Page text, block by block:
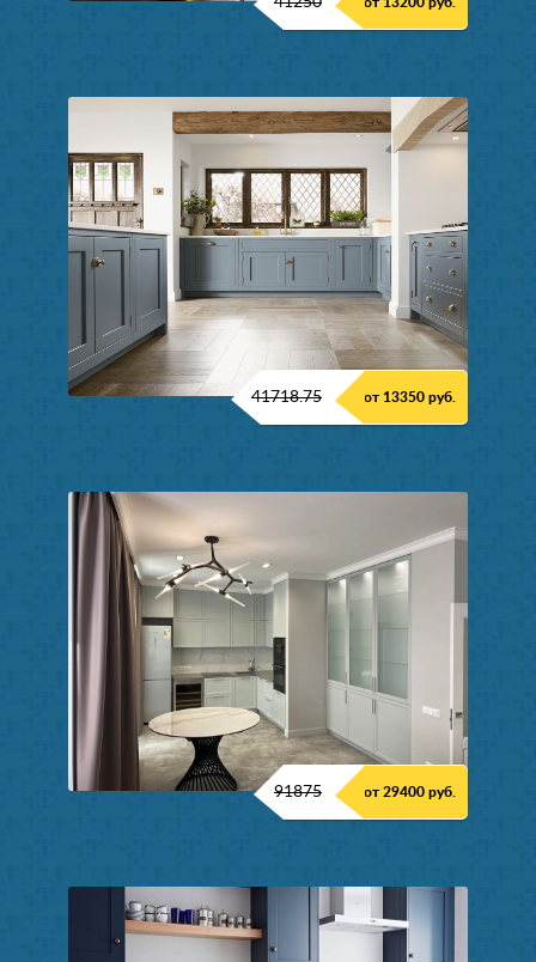
41718.75 от 13350 руб.
91875 от 29400 руб.